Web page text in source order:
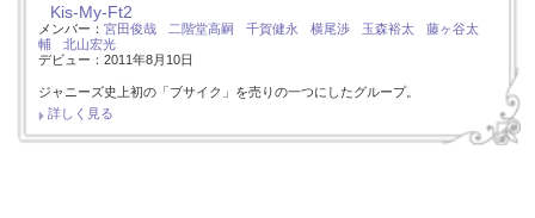
Kis-My-Ft2
メンバー： 宮田俊哉 二階堂高嗣 千賀健永 横尾渉 玉森裕太
藤ヶ谷太
輔
北山宏光
デビュー：2011年8月10日
ジャニーズ史上初の「ブサイク」を売りの一つにしたグループ。
詳しく見る